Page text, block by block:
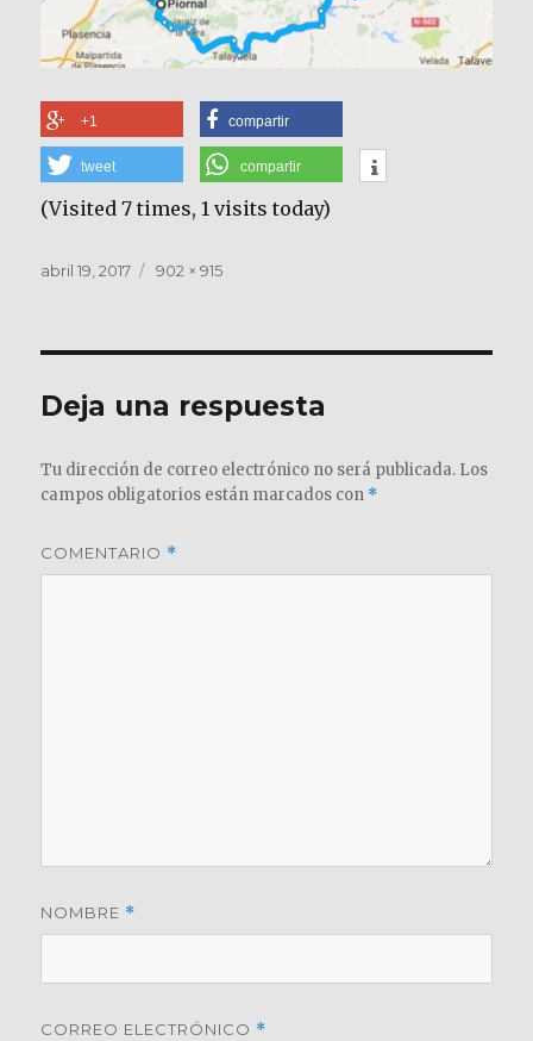
+1 compartir
tweet compartir
(Visited 7 times, 1 visits today)
Publicado
abril 19, 2017
Tamaño
902 × 915
Deja una respuesta
Tu dirección de correo electrónico no será publicada. Los
campos obligatorios están marcados con *
COMENTARIO *
NOMBRE *
CORREO ELECTRÓNICO *